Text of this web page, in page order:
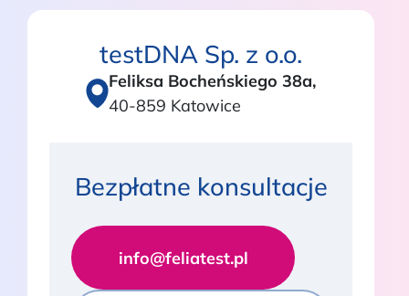
testDNA Sp. z o.o.
Feliksa Bocheńskiego 38a,
40-859 Katowice
Bezpłatne konsultacje
info@feliatest.pl